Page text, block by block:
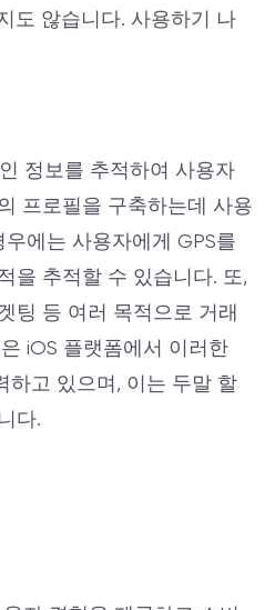
도 않습니다. 사용하기 나
정보를 추적하여 사용자
프로필을 구축하는데 사용
에는 사용자에게 GPS를
을 추적할 수 있습니다. 또,
팅 등 여러 목적으로 거래
iOS 플랫폼에서 이러한
하고 있으며, 이는 두말 할
다.